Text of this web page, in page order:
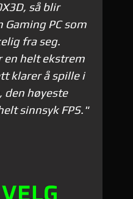
så blir
Gaming PC som
fra seg.
en helt ekstrem
klarer å spille i
den høyeste
sinnsyk FPS."